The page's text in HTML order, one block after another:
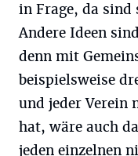
in Frage, da sind
Andere Ideen
denn mit
beispielsweise
und jeder Verein
hat, wäre auch
jeden einzelnen